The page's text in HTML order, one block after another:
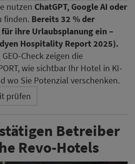
nutzen ChatGPT, Google AI oder
finden. Bereits 32 % der
ihre Urlaubsplanung ein –
Hospitality Report 2025).
Check zeigen die
wie sichtbar Ihr Hotel in KI-
wo Sie Potenzial verschenken.
prüfen
Betreiber
Revo-Hotels